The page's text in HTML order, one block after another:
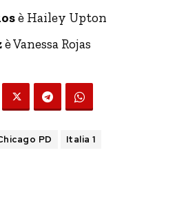
è Hailey Upton
è Vanessa Rojas
PD Italia 1